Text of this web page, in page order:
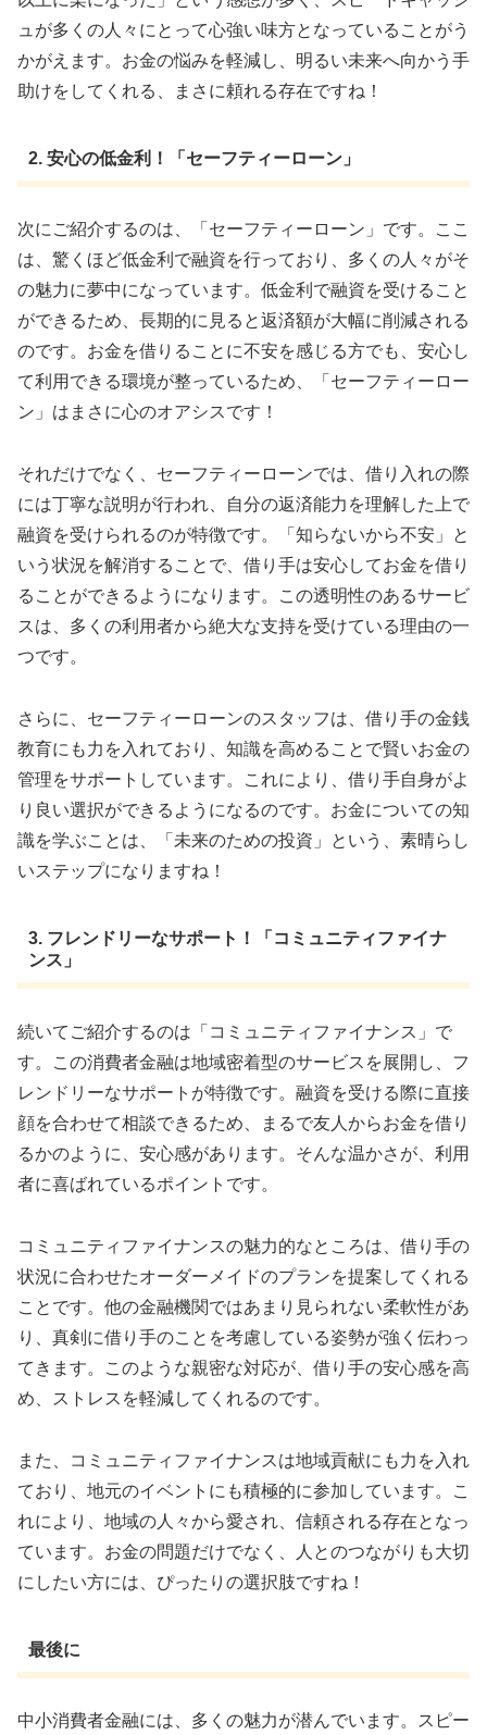
ュが多くの人々にとって心強い味方となっていることがう
かがえます。お金の悩みを軽減し、明るい未来へ向かう手
助けをしてくれる、まさに頼れる存在ですね！
2. 安心の低金利！「セーフティーローン」
次にご紹介するのは、「セーフティーローン」です。ここ
は、驚くほど低金利で融資を行っており、多くの人々がそ
の魅力に夢中になっています。低金利で融資を受けること
ができるため、長期的に見ると返済額が大幅に削減される
のです。お金を借りることに不安を感じる方でも、安心し
て利用できる環境が整っているため、「セーフティーロー
ン」はまさに心のオアシスです！
それだけでなく、セーフティーローンでは、借り入れの際
には丁寧な説明が行われ、自分の返済能力を理解した上で
融資を受けられるのが特徴です。「知らないから不安」と
いう状況を解消することで、借り手は安心してお金を借り
ることができるようになります。この透明性のあるサービ
スは、多くの利用者から絶大な支持を受けている理由の一
つです。
さらに、セーフティーローンのスタッフは、借り手の金銭
教育にも力を入れており、知識を高めることで賢いお金の
管理をサポートしています。これにより、借り手自身がよ
り良い選択ができるようになるのです。お金についての知
識を学ぶことは、「未来のための投資」という、素晴らし
いステップになりますね！
3. フレンドリーなサポート！「コミュニティファイナ
ンス」
続いてご紹介するのは「コミュニティファイナンス」で
す。この消費者金融は地域密着型のサービスを展開し、フ
レンドリーなサポートが特徴です。融資を受ける際に直接
顔を合わせて相談できるため、まるで友人からお金を借り
るかのように、安心感があります。そんな温かさが、利用
者に喜ばれているポイントです。
コミュニティファイナンスの魅力的なところは、借り手の
状況に合わせたオーダーメイドのプランを提案してくれる
ことです。他の金融機関ではあまり見られない柔軟性があ
り、真剣に借り手のことを考慮している姿勢が強く伝わっ
てきます。このような親密な対応が、借り手の安心感を高
め、ストレスを軽減してくれるのです。
また、コミュニティファイナンスは地域貢献にも力を入れ
ており、地元のイベントにも積極的に参加しています。こ
れにより、地域の人々から愛され、信頼される存在となっ
ています。お金の問題だけでなく、人とのつながりも大切
にしたい方には、ぴったりの選択肢ですね！
最後に
中小消費者金融には、多くの魅力が潜んでいます。スピー